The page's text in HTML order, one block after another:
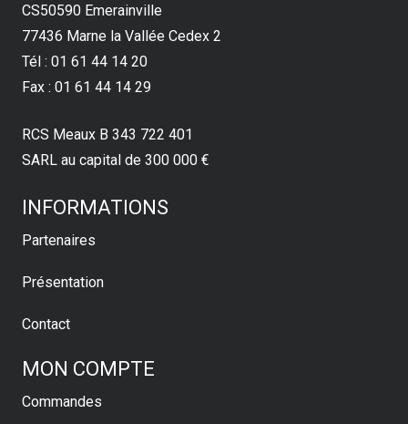
CS50590 Emerainville
77436 Marne la Vallée Cedex 2
Tél : 01 61 44 14 20
Fax : 01 61 44 14 29
RCS Meaux B 343 722 401
SARL au capital de 300 000 €
INFORMATIONS
Partenaires
Présentation
Contact
MON COMPTE
Commandes